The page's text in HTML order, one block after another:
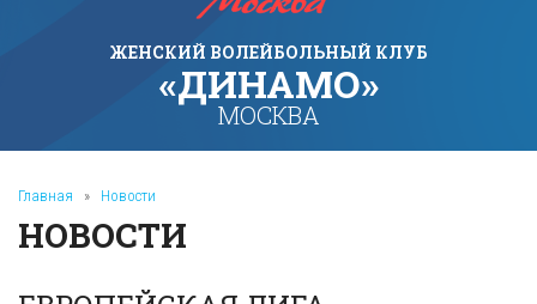
ЖЕНСКИЙ ВОЛЕЙБОЛЬНЫЙ КЛУБ
«ДИНАМО»
МОСКВА
Главная » Новости
НОВОСТИ